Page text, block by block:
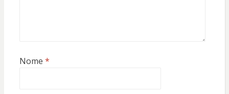
Nome *